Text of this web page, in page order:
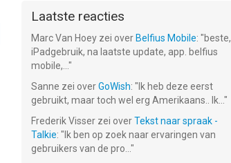
Laatste reacties
Marc Van Hoey zei over Belfius Mobile: "beste,
iPadgebruik, na laatste update, app. belfius
mobile,... "
Sanne zei overGoWish: " Ik heb deze eerst
gebruikt, maar toch wel erg Amerikaans.. Ik... "
Frederik Visser zei overTekst naar spraak -
Talkie: " Ik ben op zoek naar ervaringen van
gebruikers van de pro... "